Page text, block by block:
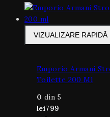
VIZUALIZARE RAPIDĂ
Emporio Armani
Toilette 200 Ml
0 din 5
lei799